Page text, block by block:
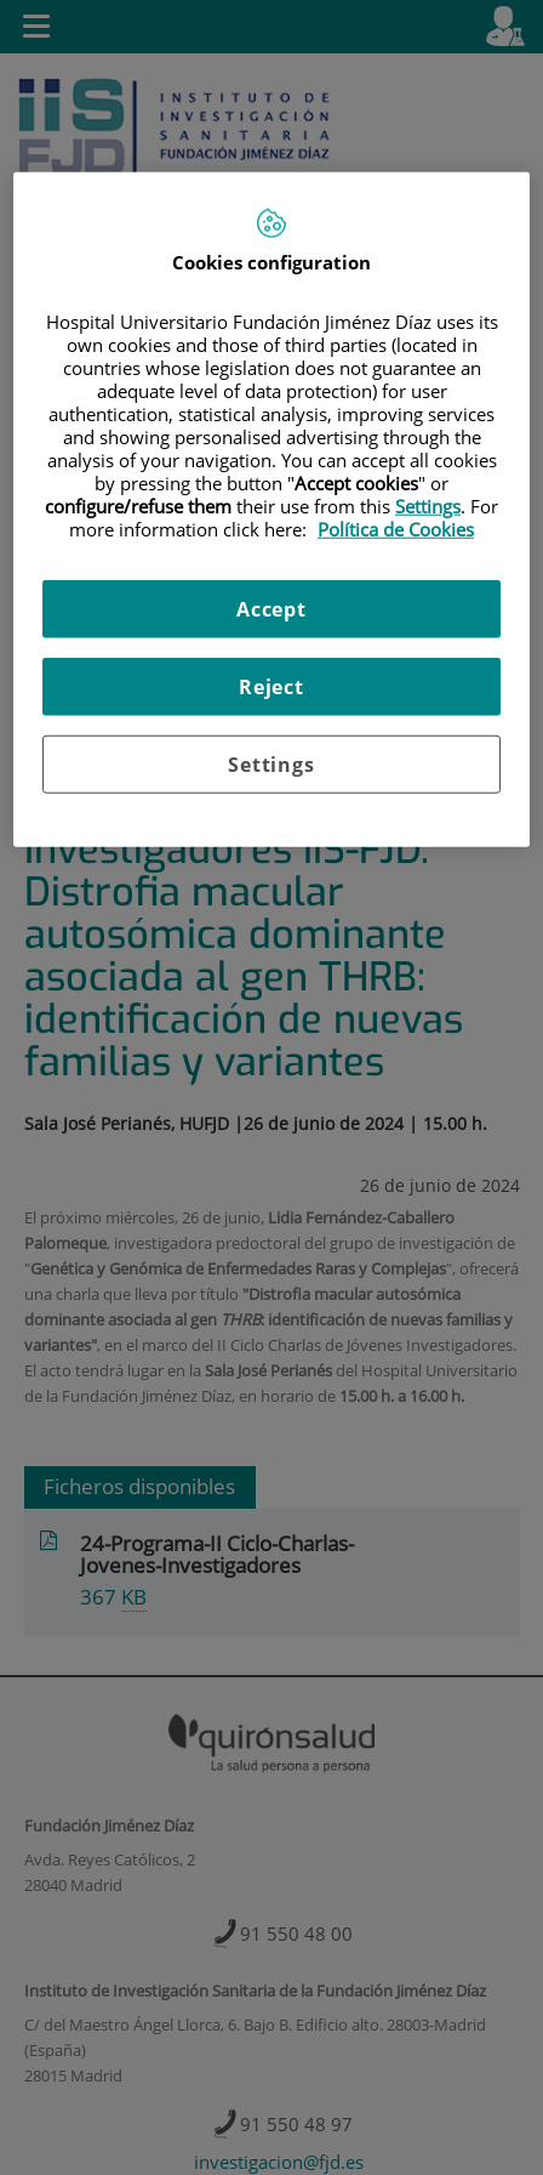
Saltar al contenido
contenido
activo
es
Toggle
navigation
INICIO|FORMACIÓN Y EMPLEO
PLAN DE FORMACIÓN
|II CICLO. CHARLAS DE JÓVENES INVESTIGADORES IIS-
FJD. DISTROFIA MACULAR AUTOSÓMICA DOMINANTE
ASOCIADA AL GEN THRB: IDENTIFICACIÓN DE NUEVAS
FAMILIAS Y VARIANTES
II Ciclo. Charlas de Jóvenes
Investigadores IIS-FJD.
Distrofia macular
autosómica dominante
asociada al gen THRB:
identificación de nuevas
familias y variantes
Sala José Perianés, HUFJD |26 de junio de 2024 | 15.00 h.
26 de junio de 2024
El próximo miércoles, 26 de junio, Lidia Fernández-Caballero
Palomeque, investigadora predoctoral del grupo de investigación de
"Genética y Genómica de Enfermedades Raras y Complejas", ofrecerá
una charla que lleva por título "Distrofia macular autosómica
dominante asociada al gen THRB: identificación de nuevas familias y
variantes", en el marco del II Ciclo Charlas de Jóvenes Investigadores.
El acto tendrá lugar en la Sala José Perianésdel Hospital Universitario
de la Fundación Jiménez Díaz, en horario de 15.00 h. a 16.00 h.
Ficheros disponibles
24-Programa-II Ciclo-Charlas-
Jovenes-Investigadores
367 KB
Fundación Jiménez Díaz
Avda. Reyes Católicos, 2
28040 Madrid
91 550 48 00
Instituto de Investigación Sanitaria de la Fundación Jiménez Díaz
C/ del Maestro Ángel Llorca, 6. Bajo B. Edificio alto. 28003-Madrid
(España)
28015 Madrid
91 550 48 97
investigacion@fjd.es
Cookies configuration
Hospital Universitario Fundación Jiménez Díaz uses its
own cookies and those of third parties (located in
countries whose legislation does not guarantee an
adequate level of data protection) for user
authentication, statistical analysis, improving services
and showing personalised advertising through the
analysis of your navigation. You can accept all cookies
by pressing the button "Accept cookies" or
configure/refuse them their use from this Settings. For
more information click here: Política de Cookies
Settings
Reject
Accept